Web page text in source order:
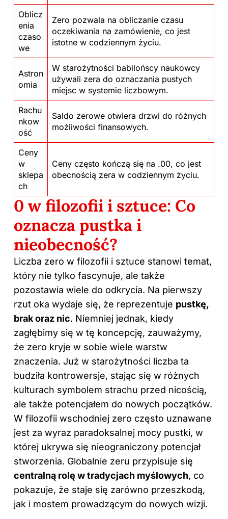
Oblicz
enia
czaso
we
Zero pozwala na obliczanie czasu
oczekiwania na zamówienie, co jest
istotne w codziennym życiu.
Astron
omia
W starożytności babilońscy naukowcy
używali zera do oznaczania pustych
miejsc w systemie liczbowym.
Rachu
nkow
ość
Saldo zerowe otwiera drzwi do różnych
możliwości finansowych.
Ceny
w
sklepa
ch
Ceny często kończą się na .00, co jest
obecnością zera w codziennym życiu.
0 w filozofii i sztuce: Co
oznacza pustka i
nieobecność?
Liczba zero w filozofii i sztuce stanowi temat,
który nie tylko fascynuje, ale także
pozostawia wiele do odkrycia. Na pierwszy
rzut oka wydaje się, że reprezentuje pustkę,
brak oraz nic. Niemniej jednak, kiedy
zagłębimy się w tę koncepcję, zauważymy,
że zero kryje w sobie wiele warstw
znaczenia. Już w starożytności liczba ta
budziła kontrowersje, stając się w różnych
kulturach symbolem strachu przed nicością,
ale także potencjałem do nowych początków.
W filozofii wschodniej zero często uznawane
jest za wyraz paradoksalnej mocy pustki, w
której ukrywa się nieograniczony potencjał
stworzenia. Globalnie zeru przypisuje się
centralną rolę w tradycjach myślowych, co
pokazuje, że staje się zarówno przeszkodą,
jak i mostem prowadzącym do nowych wizji.